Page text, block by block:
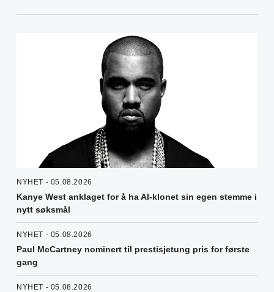
NYHET - 05.08.2026
Kanye West anklaget for å ha AI-klonet sin egen stemme i
nytt søksmål
NYHET - 05.08.2026
Paul McCartney nominert til prestisjetung pris for første
gang
NYHET - 05.08.2026